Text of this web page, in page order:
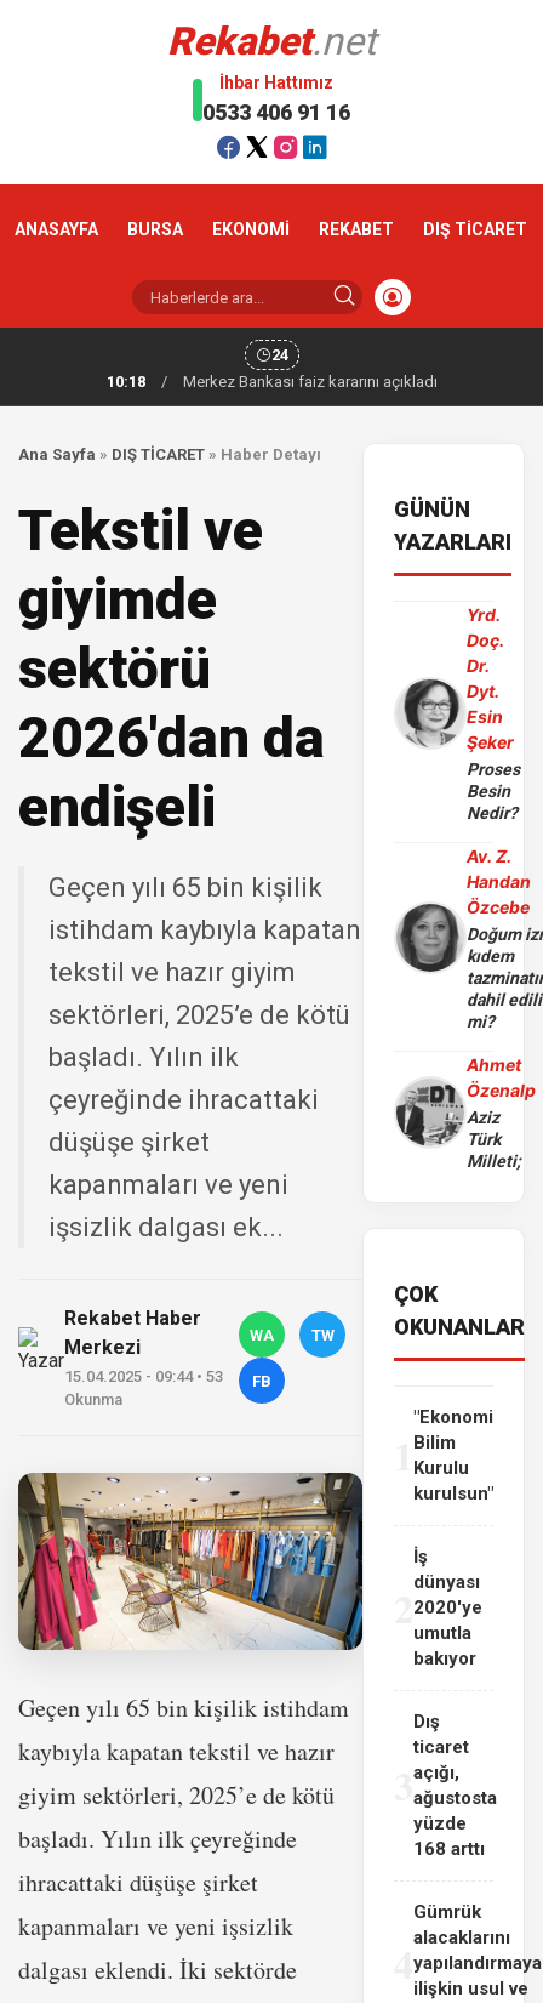
Rekabet.net
İhbar Hattımız
0533 406 91 16
ANASAYFA BURSA EKONOMİ REKABET DIŞ TİCARET
24
10:18
/ Merkez Bankası faiz kararını açıkladı
Ana Sayfa » DIŞ TİCARET » Haber Detayı
Tekstil ve
giyimde
sektörü
2026'dan da
endişeli
Geçen yılı 65 bin kişilik
istihdam kaybıyla kapatan
tekstil ve hazır giyim
sektörleri, 2025’e de kötü
başladı. Yılın ilk
çeyreğinde ihracattaki
düşüşe şirket
kapanmaları ve yeni
işsizlik dalgası ek...
Rekabet Haber
Merkezi
15.04.2025 - 09:44 • 53
Okunma
WA TW
FB
Geçen yılı 65 bin kişilik istihdam
kaybıyla kapatan tekstil ve hazır
giyim sektörleri, 2025’e de kötü
başladı. Yılın ilk çeyreğinde
ihracattaki düşüşe şirket
kapanmaları ve yeni işsizlik
dalgası eklendi. İki sektörde
GÜNÜN
YAZARLARI
Yrd.
Doç.
Dr.
Dyt.
Esin
Şeker
Proses
Besin
Nedir?
Av. Z.
Handan
Özcebe
Doğum
kıdem
dahil
mi?
Ahmet
Özenalp
Aziz
Türk
Milleti;
ÇOK
OKUNANLAR
"Ekonomi
Bilim
Kurulu
kurulsun"
İş
dünyası
2020'ye
umutla
bakıyor
3
Dış
ticaret
açığı,
ağustosta
yüzde
168 arttı
4
Gümrük
alacaklarını
yapılandırmaya
ilişkin usul ve